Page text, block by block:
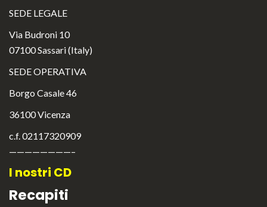
SEDE LEGALE
Via Budroni 10
07100 Sassari (Italy)
SEDE OPERATIVA
Borgo Casale 46
36100 Vicenza
c.f. 02117320909
————————–
I nostri CD
Recapiti
English